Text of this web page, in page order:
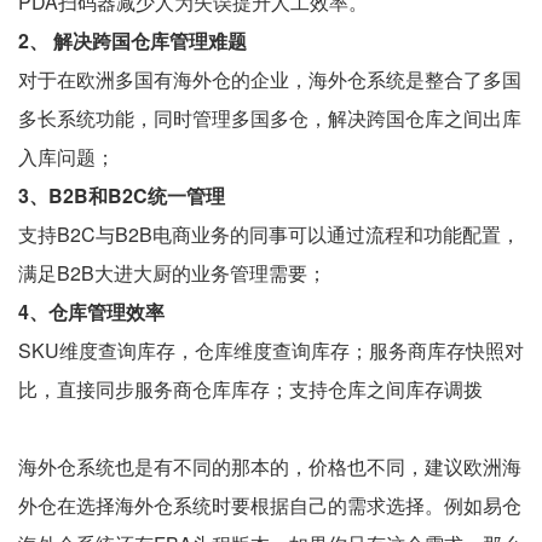
2、 解决跨国仓库管理难题
对于在欧洲多国有海外仓的企业，海外仓系统是整合了多国
多长系统功能，同时管理多国多仓，解决跨国仓库之间出库
入库问题；
3、B2B和B2C统一管理
支持B2C与B2B电商业务的同事可以通过流程和功能配置，
满足B2B大进大厨的业务管理需要；
4、仓库管理效率
SKU维度查询库存，仓库维度查询库存；服务商库存快照对
比，直接同步服务商仓库库存；支持仓库之间库存调拨
海外仓系统也是有不同的那本的，价格也不同，建议欧洲海
外仓在选择海外仓系统时要根据自己的需求选择。例如易仓